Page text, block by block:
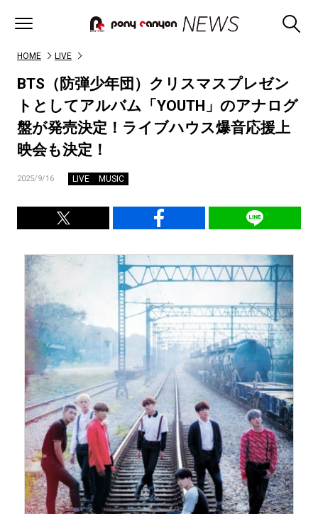
HOME LIVE
BTS（防弾少年団）クリスマスプレゼン
トとしてアルバム「YOUTH」のアナログ
盤が発売決定！ライブハウス爆音応援上
映会も決定！
2025/9/16 LIVE MUSIC